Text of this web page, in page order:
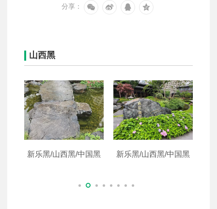
分享：
山西黑
新乐黑/山西黑/中国黑 新乐黑/山西黑/中国黑